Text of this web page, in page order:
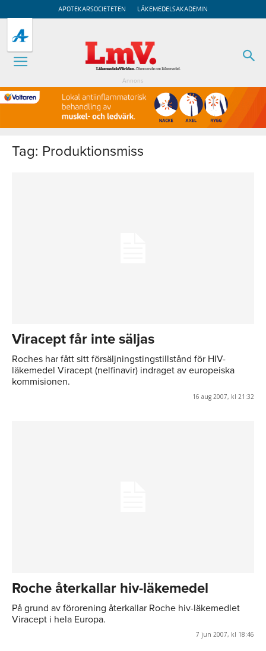
APOTEKARSOCIETETEN LÄKEMEDELSAKADEMIN
Annons
Tag: Produktionsmiss
Viracept får inte säljas
Roches har fått sitt försäljningstingstillstånd för HIV-
läkemedel Viracept (nelfinavir) indraget av europeiska
kommisionen.
16 aug 2007, kl 21:32
Roche återkallar hiv-läkemedel
På grund av förorening återkallar Roche hiv-läkemedlet
Viracept i hela Europa.
7 jun 2007, kl 18:46